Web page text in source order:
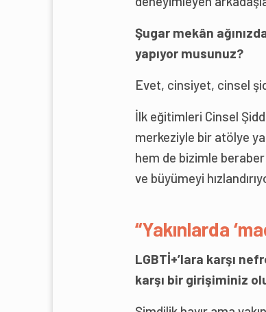
Şugar mekân
yapıyor musunuz?
Evet, cinsiyet, cinsel
İlk eğitimleri Cinsel
merkeziyle bir atölye
hem de bizimle
ve büyümeyi
“Yakınlarda
LGBTİ+’lara karşı
karşı bir girişiminiz